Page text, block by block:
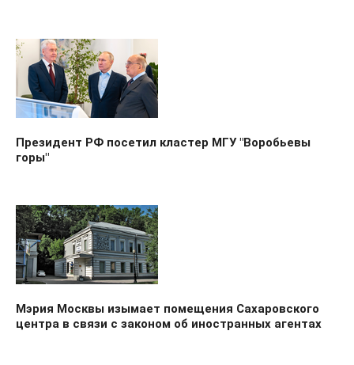
Президент РФ посетил кластер МГУ "Воробьевы
горы"
Мэрия Москвы изымает помещения Сахаровского
центра в связи с законом об иностранных агентах